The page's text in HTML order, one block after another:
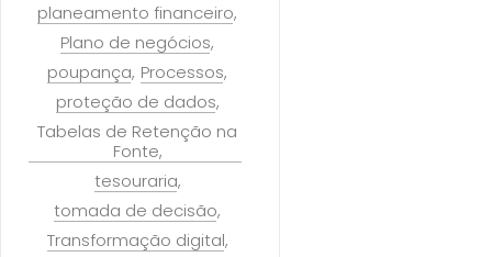
planeamento financeiro
Plano de negócios
poupança Processos
proteção de dados
Tabelas de Retenção na
Fonte
tesouraria
tomada de decisão
Transformação digital